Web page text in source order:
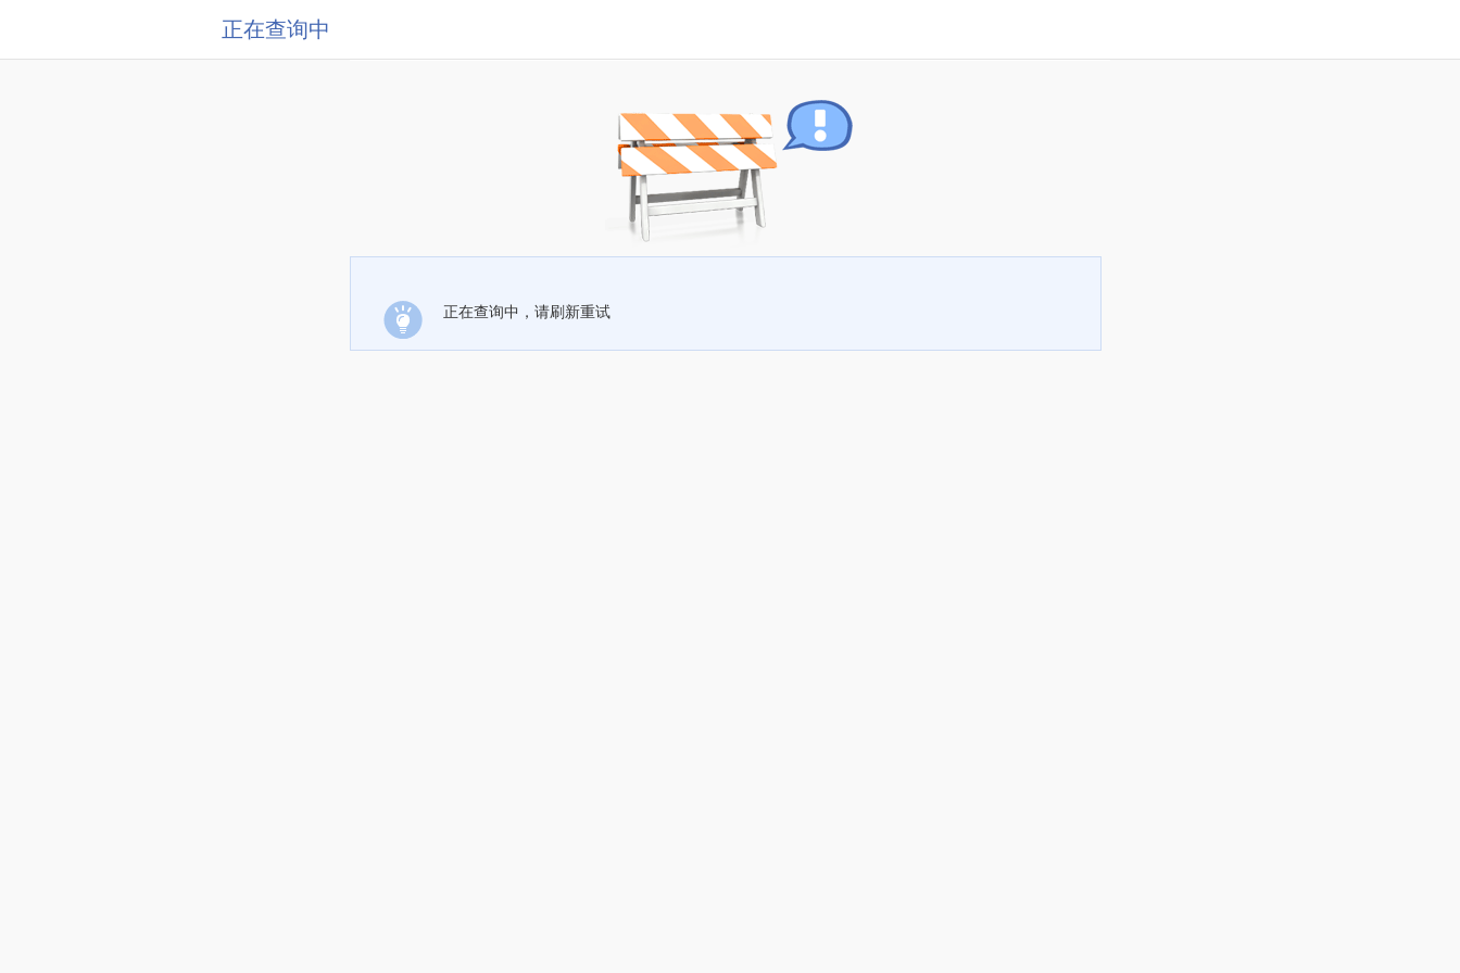
正在查询中
正在查询中，请刷新重试